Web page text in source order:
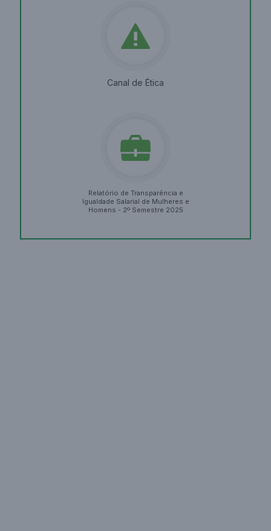
Canal de Ética
Relatório de Transparência e
Igualdade Salarial de Mulheres e
Homens - 2º Semestre 2025